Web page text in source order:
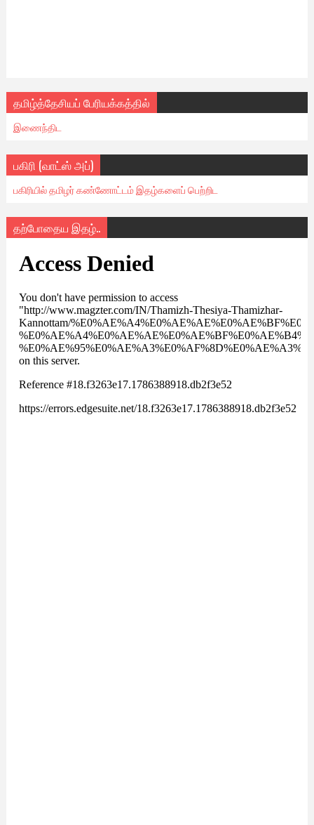
தமிழ்த்தேசியப் பேரியக்கத்தில்
இணைந்திட
பகிரி (வாட்ஸ் அப்)
பகிரியில் தமிழர் கண்ணோட்டம் இதழ்களைப் பெற்றிட
தற்போதைய இதழ்..